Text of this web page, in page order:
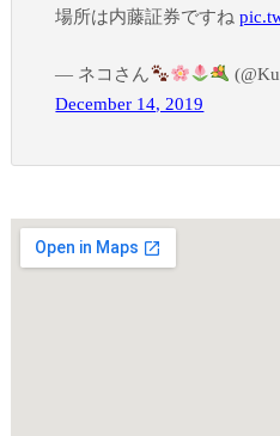
場所は内藤証券ですね
— ネコさん
December 14, 2019